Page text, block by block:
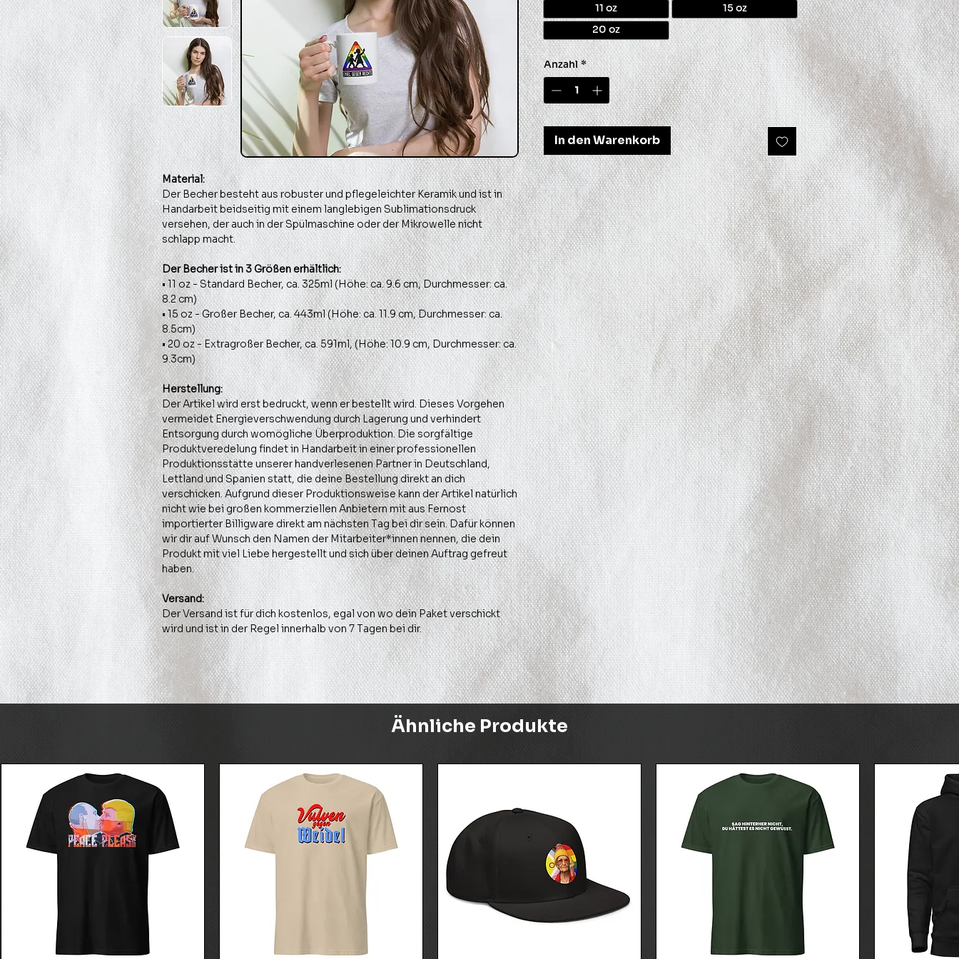
Material:
Der Becher besteht aus robuster und pflegeleichter Keramik und ist in
Handarbeit beidseitig mit einem langlebigen Sublimationsdruck
versehen, der auch in der Spülmaschine oder der Mikrowelle nicht
schlapp macht.
Der Becher ist in 3 Größen erhältlich:
• 11 oz - Standard Becher, ca. 325ml (Höhe: ca. 9.6 cm, Durchmesser: ca.
8.2 cm)
• 15 oz - Großer Becher, ca. 443ml (Höhe: ca. 11.9 cm, Durchmesser: ca.
8.5cm)
• 20 oz - Extragroßer Becher, ca. 591ml, (Höhe: 10.9 cm, Durchmesser: ca.
9.3cm)
Herstellung:
Der Artikel wird erst bedruckt, wenn er bestellt wird. Dieses Vorgehen
vermeidet Energieverschwendung durch Lagerung und verhindert
Entsorgung durch womögliche Überproduktion. Die sorgfältige
Produktveredelung findet in Handarbeit in einer professionellen
Produktionsstätte unserer handverlesenen Partner in Deutschland,
Lettland und Spanien statt, die deine Bestellung direkt an dich
verschicken. Aufgrund dieser Produktionsweise kann der Artikel natürlich
nicht wie bei großen kommerziellen Anbietern mit aus Fernost
importierter Billigware direkt am nächsten Tag bei dir sein. Dafür können
wir dir auf Wunsch den Namen der Mitarbeiter*innen nennen, die dein
Produkt mit viel Liebe hergestellt und sich über deinen Auftrag gefreut
haben.
Versand:
Der Versand ist für dich kostenlos, egal von wo dein Paket verschickt
wird und ist in der Regel innerhalb von 7 Tagen bei dir.
11 oz 15 oz
20 oz
Anzahl *
In den Warenkorb
Ähnliche Produkte